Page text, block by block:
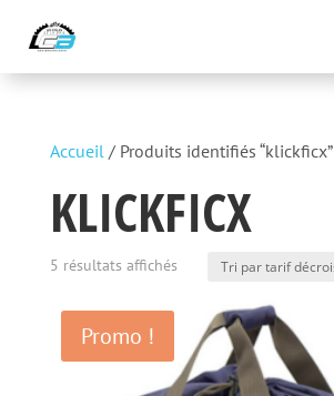
Accueil/ Produits identifiés “klickficx”
KLICKFICX
5 résultats affichésTrié
décroissant
Promo !